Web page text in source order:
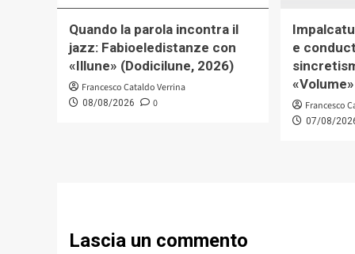
Quando la parola incontra il
jazz: Fabioeledistanze con
«Illune» (Dodicilune, 2026)
Francesco Cataldo Verrina
08/08/2026 0
e
Francesco
07/08/
Lascia un commento